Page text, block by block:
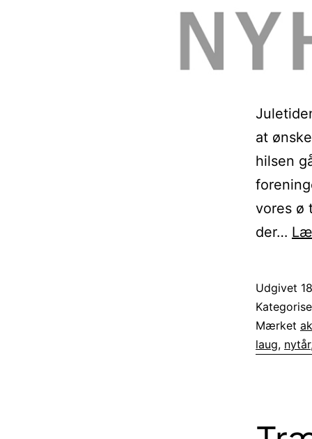
at
hilsen
vores ø
der…
Udgivet
Mærket
laug, nytår